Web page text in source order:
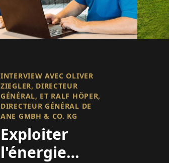
INTERVIEW AVEC OLIVER
ZIEGLER, DIRECTEUR
GÉNÉRAL, ET RALF HÖPER,
DIRECTEUR GÉNÉRAL DE
ANE GMBH & CO. KG
Exploiter
l'énergie